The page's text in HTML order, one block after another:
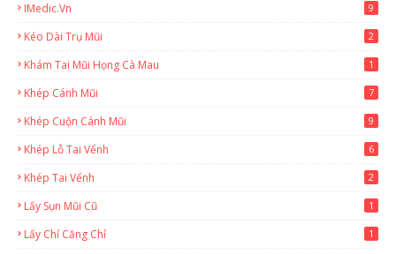
IMedic.vn 9
Kéo Dài Trụ Mũi 2
Khám Tai Mũi Họng Cà Mau 1
Khép Cánh Mũi 7
Khép Cuộn Cánh Mũi 9
Khép Lỗ Tai Vểnh 6
Khép Tai Vểnh 2
Lấy Sụn Mũi Cũ 1
Lấy Chỉ Căng Chỉ 1